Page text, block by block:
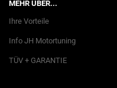
MEHR ÜBER...
Ihre Vorteile
Info JH Motortuning
TÜV + GARANTIE